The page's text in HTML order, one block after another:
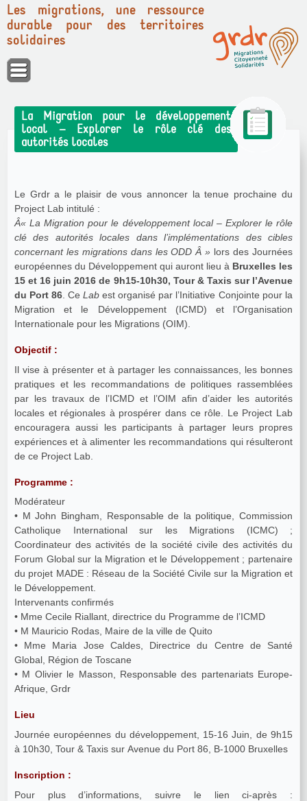
Panneau de gestion des cookies
Les migrations, une ressource
durable pour des territoires
solidaires
La Migration pour le développement
local – Explorer le rôle clé des
autorités locales
Le Grdr a le plaisir de vous annoncer la tenue prochaine du
Project Lab intitulé :
Â« La Migration pour le développement local – Explorer le rôle
clé des autorités locales dans l’implémentations des cibles
concernant les migrations dans les ODD Â » lors des Journées
européennes du Développement qui auront lieu à Bruxelles les
15 et 16 juin 2016 de 9h15-10h30, Tour & Taxis sur l’Avenue
du Port 86 . Ce Lab est organisé par l’Initiative Conjointe pour la
Migration et le Développement (ICMD) et l’Organisation
Internationale pour les Migrations (OIM).
Objectif :
Il vise à présenter et à partager les connaissances, les bonnes
pratiques et les recommandations de politiques rassemblées
par les travaux de l’ICMD et l’OIM afin d’aider les autorités
locales et régionales à prospérer dans ce rôle. Le Project Lab
encouragera aussi les participants à partager leurs propres
expériences et à alimenter les recommandations qui résulteront
de ce Project Lab.
Programme :
Modérateur
• M John Bingham, Responsable de la politique, Commission
Catholique International sur les Migrations (ICMC) ;
Coordinateur des activités de la société civile des activités du
Forum Global sur la Migration et le Développement ; partenaire
du projet MADE : Réseau de la Société Civile sur la Migration et
le Développement.
Intervenants confirmés
• Mme Cecile Riallant, directrice du Programme de l’ICMD
• M Mauricio Rodas, Maire de la ville de Quito
• Mme Maria Jose Caldes, Directrice du Centre de Santé
Global, Région de Toscane
• M Olivier le Masson, Responsable des partenariats Europe-
Afrique, Grdr
Lieu
Journée européennes du développement, 15-16 Juin, de 9h15
à 10h30, Tour & Taxis sur Avenue du Port 86, B-1000 Bruxelles
Inscription :
Pour plus d’informations, suivre le lien ci-après :